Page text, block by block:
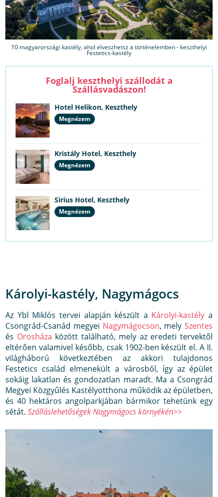
10 magyarországi kastély, ahol elveszhetsz a történelemben - keszthelyi
Festetics-kastély
Foglalj keszthelyi szállodát a
Szállásvadászon!
Hotel Helikon, Keszthely
Megnézem
Kristály Hotel, Keszthely
Megnézem
Sirius Hotel, Keszthely
Megnézem
Károlyi-kastély, Nagymágocs
Az Ybl Miklós tervei alapján készült a Károlyi-kastély a
Csongrád-Csanád megyei Nagymágocson, mely Szentes
és Orosháza között található, mely az eredeti tervektől
eltérően valamivel később, csak 1902-ben készült el. A II.
világháború következtében az akkori tulajdonos
Festetics család elmenekült a városból, így az épület
sokáig lakatlan és gondozatlan maradt. Ma a Csongrád
Megyei Közgyűlés Kastélyotthona működik az épületben,
és 40 hektáros angolparkjában bármikor tehetünk egy
sétát.Szálláslehetőségek Nagymágocs környékén>>